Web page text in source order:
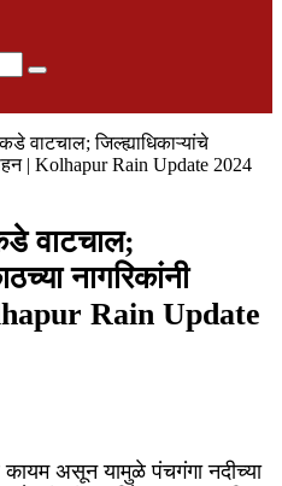
Search
वाटचाल; जिल्ह्याधिकाऱ्यांचे
| Kolhapur Rain Update 2024
वाटचाल;
नागरिकांनी
Rain Update
कायम असून यामुळे पंचगंगा नदीच्या